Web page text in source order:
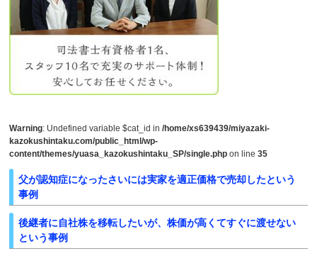
Warning: Undefined variable $cat_id in/home/xs639439/miyazaki-
kazokushintaku.com/public_html/wp-
content/themes/yuasa_kazokushintaku_SP/single.php on line35
父が認知症になったさいには実家を適正価格で売却したという
事例
後継者に自社株を移転したいが、株価が高くてすぐに渡せない
という事例